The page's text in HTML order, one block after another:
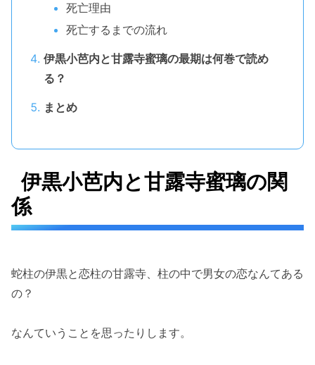
死亡理由
死亡するまでの流れ
伊黒小芭内と甘露寺蜜璃の最期は何巻で読め
る？
まとめ
伊黒小芭内と甘露寺蜜璃の関
係
蛇柱の伊黒と恋柱の甘露寺、柱の中で男女の恋なんてある
の？
なんていうことを思ったりします。